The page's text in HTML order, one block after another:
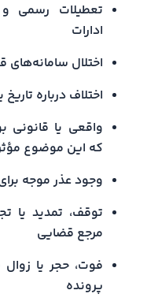
تعطیلات رسمی
ادارات
اختلال سامانه‌های
اختلاف درباره تاریخ
واقعی یا قانونی
که این موضوع
وجود عذر موجه
توقف، تمدید یا
مرجع قضایی
فوت، حجر یا
پرونده